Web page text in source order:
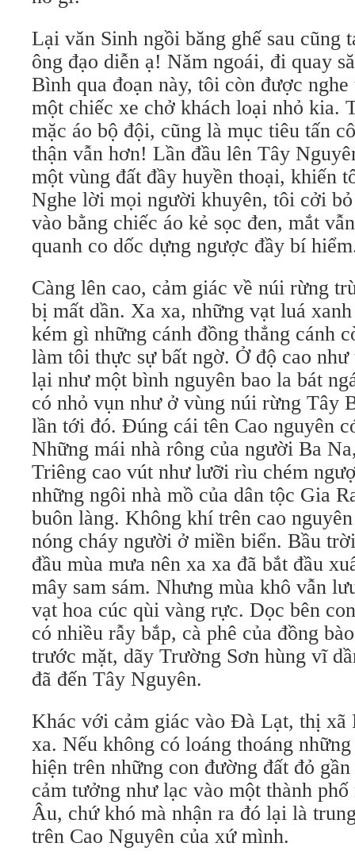
Lại văn Sinh ngồi băng ghế sau cũng
ông đạo diễn ạ! Năm ngoái, đi quay
Bình qua đoạn này, tôi còn được
một chiếc xe chở khách loại nhỏ kia.
mặc áo bộ đội, cũng là mục tiêu tấn
thận vẫn hơn! Lần đầu lên Tây
một vùng đất đầy huyền thoại, khiến
Nghe lời mọi người khuyên, tôi cởi
vào bằng chiếc áo kẻ sọc đen, mắt
quanh co dốc dựng ngược đầy bí
Càng lên cao, cảm giác về núi rừng
bị mất dần. Xa xa, những vạt luá
kém gì những cánh đồng thẳng cánh
làm tôi thực sự bất ngờ. Ở độ cao
lại như một bình nguyên bao la bát
có nhỏ vụn như ở vùng núi rừng Tây
lần tới đó. Đúng cái tên Cao nguyên
Những mái nhà rông của người Ba
Triêng cao vút như lưỡi rìu chém
những ngôi nhà mồ của dân tộc Gia
buôn làng. Không khí trên cao
nóng cháy người ở miền biển. Bầu
đầu mùa mưa nên xa xa đã bắt đầu
mây sam sám. Nhưng mùa khô vẫn
vạt hoa cúc qùi vàng rực. Dọc bên
có nhiều rẫy bắp, cà phê của đồng
trước mặt, dãy Trường Sơn hùng vĩ
đã đến Tây Nguyên.
Khác với cảm giác vào Đà Lạt, thị xã
xa. Nếu không có loáng thoáng
hiện trên những con đường đất đỏ
cảm tưởng như lạc vào một thành
Âu, chứ khó mà nhận ra đó lại là
trên Cao Nguyên của xứ mình.